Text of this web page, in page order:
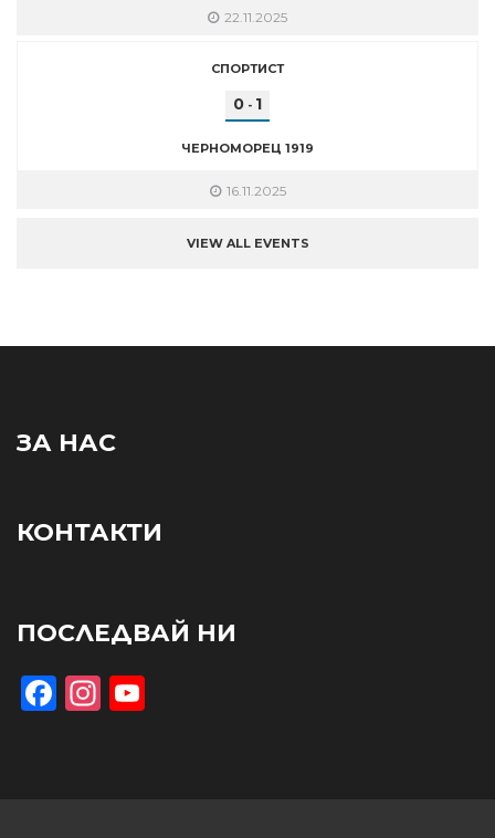
22.11.2025
СПОРТИСТ
0 - 1
ЧЕРНОМОРЕЦ 1919
16.11.2025
VIEW ALL EVENTS
ЗА НАС
КОНТАКТИ
ПОСЛЕДВАЙ НИ
Facebook
Instagram